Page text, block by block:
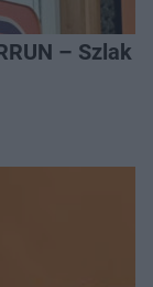
– Szlak